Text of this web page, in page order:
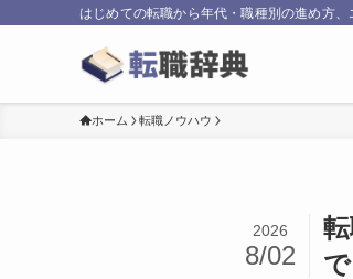
はじめての転職から年代・職種別の進め方
ホーム 転職ノウハウ
で
2026
8/02